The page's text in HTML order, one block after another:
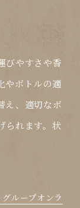
びやすさや香
やボトルの適
え、適切なボ
られます。状
ループオンラ